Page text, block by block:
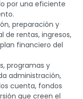
por una eficiente
preparación y
de rentas, ingresos,
financiero del
programas y
administración,
cuenta, fondos
que creen el